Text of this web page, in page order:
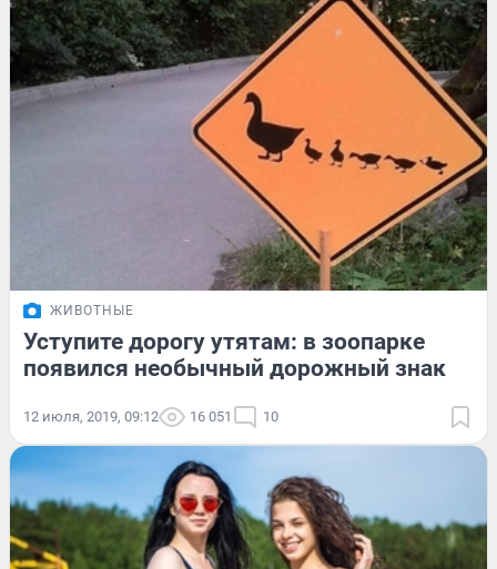
ЖИВОТНЫЕ
Уступите дорогу утятам: в зоопарке
появился необычный дорожный знак
12 июля, 2019, 09:12 16 051 10